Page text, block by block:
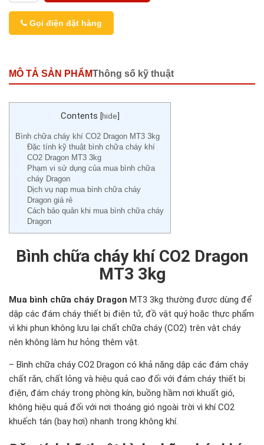
Gọi điện đặt hàng
MÔ TẢ SẢN PHẨMThông số kỹ thuật
Contents [hide]
Bình chữa cháy khí CO2 Dragon MT3 3kg
Đặc tính kỹ thuật bình chữa cháy khí
CO2 Dragon MT3 3kg
Phạm vi sử dụng của mua bình chữa
cháy Dragon
Dịch vụ nạp mua bình chữa cháy
Dragon giá rẻ
Cách bảo quản khi mua bình chữa cháy
Dragon
Bình chữa cháy khí CO2 Dragon
MT3 3kg
Mua bình chữa cháy Dragon MT3 3kg thường được dùng để
dập các đám cháy thiết bị điện tử, đồ vật quý hoặc thực phẩm
vì khi phun không lưu lại chất chữa cháy (CO2) trên vật cháy
nên không làm hư hỏng thêm vật.
– Bình chữa cháy CO2 Dragon có khả năng dập các đám cháy
chất rắn, chất lỏng và hiệu quả cao đối với đám cháy thiết bị
điện, đám cháy trong phòng kín, buồng hầm nơi khuất gió,
không hiệu quả đối với nơi thoáng gió ngoài trời vì khí CO2
khuếch tán (bay hơi) nhanh trong không khí.